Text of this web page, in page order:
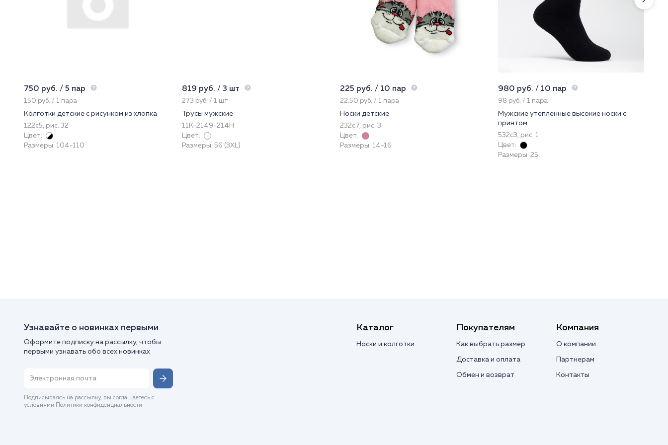
750 руб. / 5 пар
150 руб. / 1 пара
Колготки детские с рисунком из хлопка
122с5, рис. 32
Цвет:
Размеры: 104-110
819 руб. / 3 шт
273 руб. / 1 шт
Трусы мужские
11К-2149-214Н
Цвет:
Размеры: 56 (3XL)
225 руб. / 10 пар
22.50 руб. / 1 пара
Носки детские
232с7, рис. 3
Цвет:
Размеры: 14-16
980 руб. / 10 пар
98 руб. / 1 пара
Мужские утепленные высокие носки с
принтом
532с3, рис. 1
Цвет:
Размеры: 25
Узнавайте о новинках первыми
Оформите подписку на рассылку, чтобы
первыми узнавать обо всех новинках
Подписываясь на рассылку, вы соглашаетесь с
условиями Политики конфиденциальности
Каталог
Носки и колготки
Покупателям
Как выбрать размер
Доставка и оплата
Обмен и возврат
Компания
О компании
Партнерам
Контакты